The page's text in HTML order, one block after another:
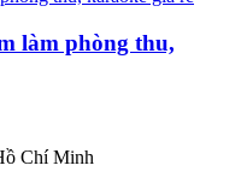
làm phòng thu,
Chí Minh